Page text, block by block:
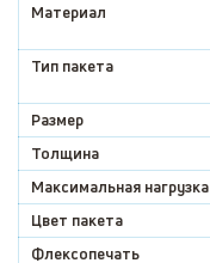
Материал
Тип пакета
Размер
Толщина
Максимальная нагрузка
Цвет пакета
Флексопечать